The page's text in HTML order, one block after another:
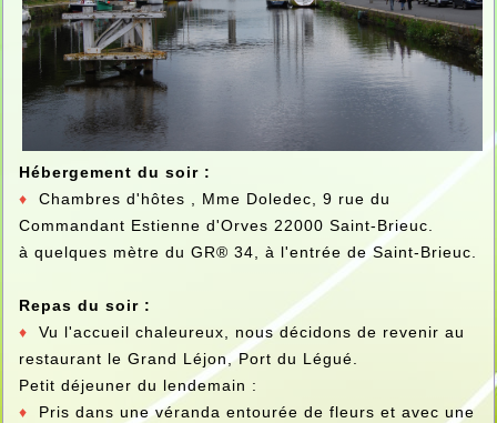
Hébergement du soir :
♦ Chambres d'hôtes , Mme Doledec, 9 rue du
Commandant Estienne d'Orves 22000 Saint-Brieuc.
à quelques mètre du GR® 34, à l'entrée de Saint-Brieuc.
Repas du soir :
♦ Vu l'accueil chaleureux, nous décidons de revenir au
restaurant le Grand Léjon, Port du Légué.
Petit déjeuner du lendemain :
♦ Pris dans une véranda entourée de fleurs et avec une